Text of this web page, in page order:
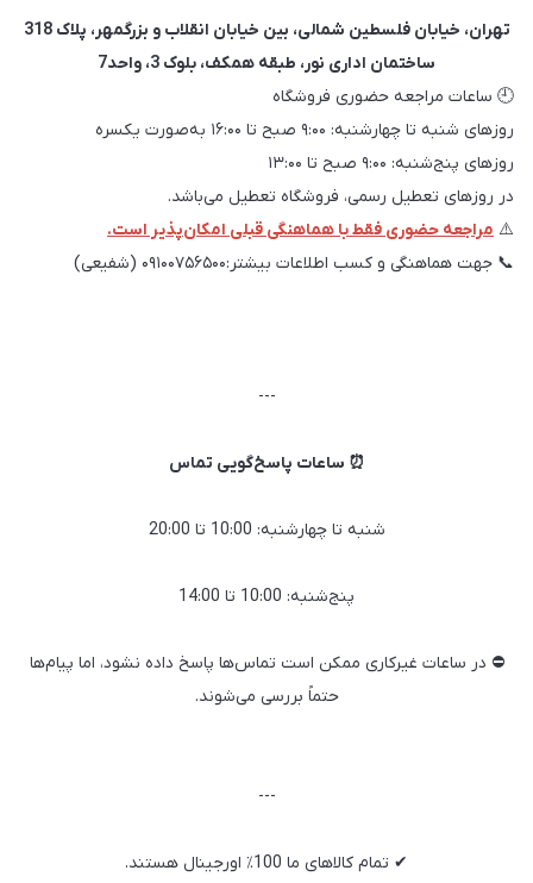
تهران، خیابان فلسطین شمالی، بین خیابان انقلاب و بزرگمهر، پلاک 318
ساختمان اداری نور، طبقه همکف، بلوک 3، واحد7
🕘 ساعات مراجعه حضوری فروشگاه
روزهای شنبه تا چهارشنبه: ۹:۰۰ صبح تا ۱۶:۰۰ به‌صورت یکسره
روزهای پنج‌شنبه: ۹:۰۰ صبح تا ۱۳:۰۰
در روزهای تعطیل رسمی، فروشگاه تعطیل می‌باشد.
⚠️ مراجعه حضوری فقط با هماهنگی قبلی امکان‌پذیر است.
📞 جهت هماهنگی و کسب اطلاعات بیشتر:۰۹۱۰۰۷۵۶۵۰۰ (شفیعی)
---
⏰ ساعات پاسخ‌گویی تماس
شنبه تا چهارشنبه: 10:00 تا 20:00
پنج‌شنبه: 10:00 تا 14:00
⛔ در ساعات غیرکاری ممکن است تماس‌ها پاسخ داده نشود، اما پیام‌ها
حتماً بررسی می‌شوند.
---
✔ تمام کالاهای ما 100٪ اورجینال هستند.